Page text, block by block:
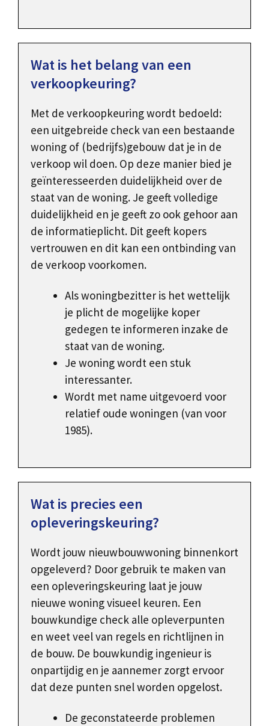
Wat is het belang van een
verkoopkeuring?
Met de verkoopkeuring wordt bedoeld:
een uitgebreide check van een bestaande
woning of (bedrijfs)gebouw dat je in de
verkoop wil doen. Op deze manier bied je
geïnteresseerden duidelijkheid over de
staat van de woning. Je geeft volledige
duidelijkheid en je geeft zo ook gehoor aan
de informatieplicht. Dit geeft kopers
vertrouwen en dit kan een ontbinding van
de verkoop voorkomen.
Als woningbezitter is het wettelijk
je plicht de mogelijke koper
gedegen te informeren inzake de
staat van de woning.
Je woning wordt een stuk
interessanter.
Wordt met name uitgevoerd voor
relatief oude woningen (van voor
1985).
Wat is precies een
opleveringskeuring?
Wordt jouw nieuwbouwwoning binnenkort
opgeleverd? Door gebruik te maken van
een opleveringskeuring laat je jouw
nieuwe woning visueel keuren. Een
bouwkundige check alle opleverpunten
en weet veel van regels en richtlijnen in
de bouw. De bouwkundig ingenieur is
onpartijdig en je aannemer zorgt ervoor
dat deze punten snel worden opgelost.
De geconstateerde problemen